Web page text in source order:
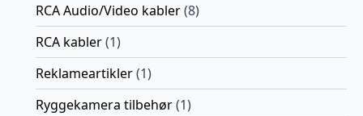
RCA Audio/Video kabler(8)
RCA kabler(1)
Reklameartikler(1)
Ryggekamera tilbehør(1)